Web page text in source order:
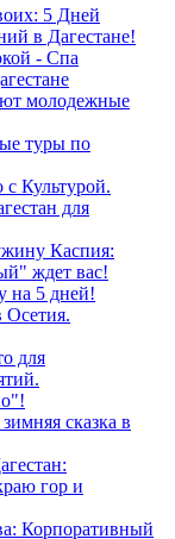
5 Дней
в Дагестане!
- Спа
молодежные
туры по
Культурой.
для
Каспия:
ждет вас!
на 5 дней!
Осетия.
для
сказка в
гор и
Корпоративный